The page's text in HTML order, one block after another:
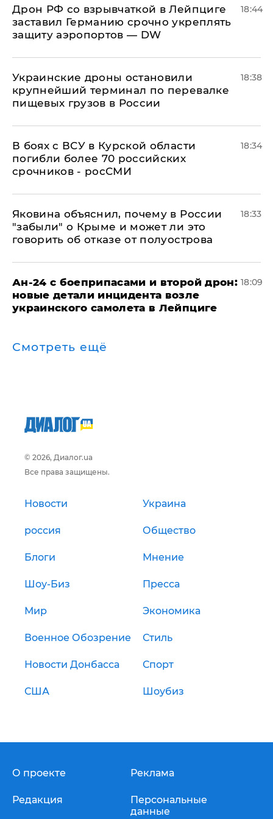
​Дрон РФ со взрывчаткой в Лейпциге
заставил Германию срочно укреплять
защиту аэропортов — DW
18:44
Украинские дроны остановили
крупнейший терминал по перевалке
пищевых грузов в России
18:38
В боях с ВСУ в Курской области
погибли более 70 российских
срочников - росСМИ
18:34
Яковина объяснил, почему в России
"забыли" о Крыме и может ли это
говорить об отказе от полуострова
18:33
Ан-24 с боеприпасами и второй дрон:
новые детали инцидента возле
украинского самолета в Лейпциге
18:09
Смотреть ещё
© 2026, Диалог.ua
Все права защищены.
Новости Украина
россия Общество
Блоги Мнение
Шоу-Биз Пресса
Мир Экономика
Военное Обозрение Стиль
Новости Донбасса Спорт
США Шоубиз
О проекте
Редакция
Реклама
Персональные
данные